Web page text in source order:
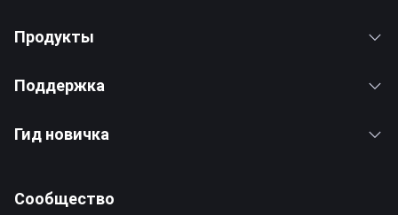
Продукты
Поддержка
Гид новичка
Сообщество